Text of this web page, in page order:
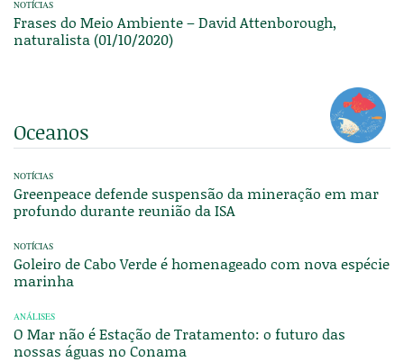
NOTÍCIAS
Frases do Meio Ambiente – David Attenborough,
naturalista (01/10/2020)
Oceanos
NOTÍCIAS
Greenpeace defende suspensão da mineração em mar
profundo durante reunião da ISA
NOTÍCIAS
Goleiro de Cabo Verde é homenageado com nova espécie
marinha
ANÁLISES
O Mar não é Estação de Tratamento: o futuro das
nossas águas no Conama